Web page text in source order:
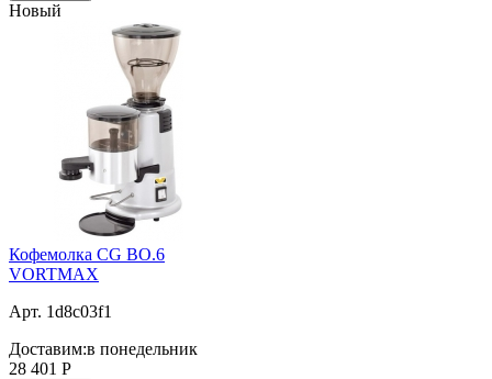
Новый
Кофемолка CG BO.6
VORTMAX
Арт. 1d8c03f1
Доставим:в понедельник
28 401 Р